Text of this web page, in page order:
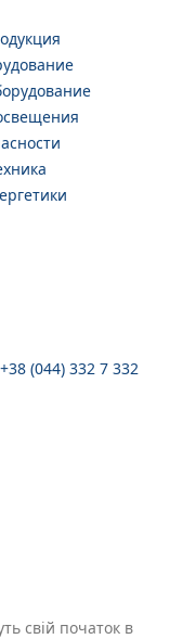
+38 (044) 332 7 332
свій початок в